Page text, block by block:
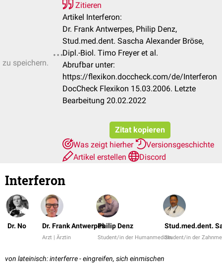
speichern.
Zitieren
Artikel Interferon:
Dr. Frank Antwerpes, Philip Denz,
Stud.med.dent. Sascha Alexander Bröse,
Dipl.-Biol. Timo Freyer et al.
Abrufbar unter:
https://flexikon.doccheck.com/de/Interferon
DocCheck Flexikon 15.03.2006. Letzte
Bearbeitung 20.02.2022
Zitat kopieren
Was zeigt hierher
Versionsgeschichte
Artikel erstellen
Discord
Interferon
Dr. No Dr. Frank Antwerpes
Arzt | Ärztin
Philip Denz
Student/in der Humanmedizin
Stud.med.dent.
Student/in der
von lateinisch: interferre - eingreifen, sich einmischen